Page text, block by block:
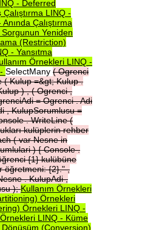
- Deferred
Çalıştırma LINQ -
Anında Çalıştırma
Sorgunun Yeniden
(Restriction)
- Yansıtma
Örnekleri LINQ -
- SelectMany (Ogrenci
(Kulup=&gt;Kulup.
),(Ogrenci,
=Ogrenci.Adi
,KulupSorumlusu=
.WriteLine(
kulüplerinrehber
(varNesnein
){Console.
{1}kulübüne
öğretmeni:{2}.",
.KulupAdi,
);Kullanım Örnekleri
Örnekleri
Örnekleri LINQ -
Örnekleri LINQ - Küme
Dönüşüm (Conversion)